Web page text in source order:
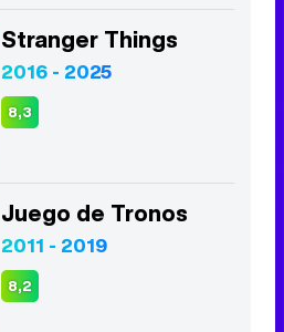
Vis a vis
8,4
Stranger Things